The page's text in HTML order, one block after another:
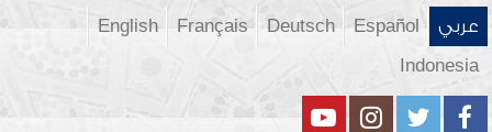
عربي Español
Deutsch
Français
English
Indonesia